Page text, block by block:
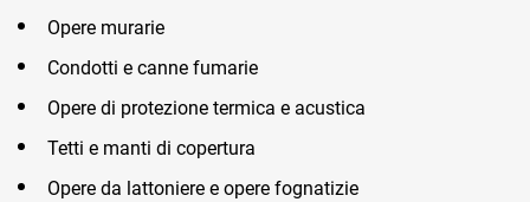
TeamSystem Corporate
Opere murarie
Condotti e canne fumarie
Opere di protezione termica e acustica
Tetti e manti di copertura
Opere da lattoniere e opere fognatizie